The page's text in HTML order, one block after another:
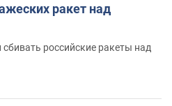
ракет над
российские ракеты над